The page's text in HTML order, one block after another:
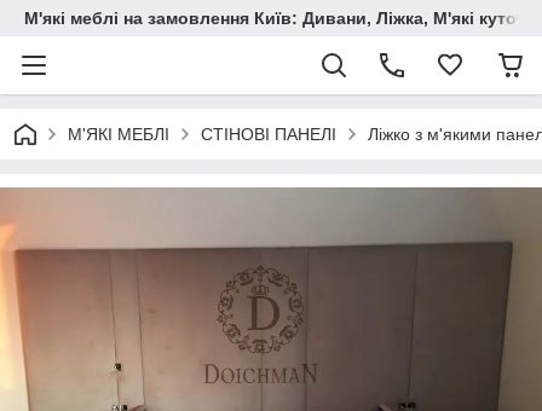
М'які меблі на замовлення Київ: Дивани, Ліжка, М'які
М'ЯКІ МЕБЛІ СТІНОВІ ПАНЕЛІ Ліжко з м'якими